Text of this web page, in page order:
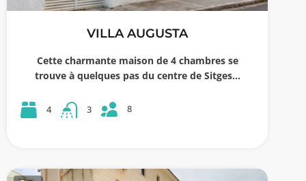
VILLA AUGUSTA
Cette charmante maison de 4 chambres se
trouve à quelques pas du centre de Sitges…
4 3 8